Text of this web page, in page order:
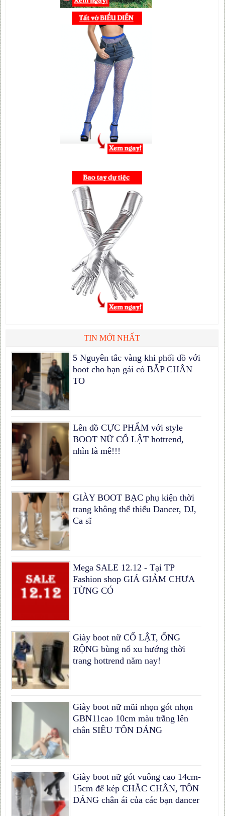
TIN MỚI NHẤT
5 Nguyên tắc vàng khi phối đồ với
boot cho bạn gái có BẮP CHÂN
TO
Lên đồ CỰC PHẨM với style
BOOT NỮ CỔ LẬT hottrend,
nhìn là mê!!!
GIÀY BOOT BẠC phụ kiện thời
trang không thể thiếu Dancer, DJ,
Ca sĩ
Mega SALE 12.12 - Tại TP
Fashion shop GIÁ GIẢM CHƯA
TỪNG CÓ
Giày boot nữ CỔ LẬT, ỐNG
RỘNG bùng nổ xu hướng thời
trang hottrend năm nay!
Giày boot nữ mũi nhọn gót nhọn
GBN11cao 10cm màu trắng lên
chân SIÊU TÔN DÁNG
Giày boot nữ gót vuông cao 14cm-
15cm đế kép CHẮC CHÂN, TÔN
DÁNG chân ái của các bạn dancer